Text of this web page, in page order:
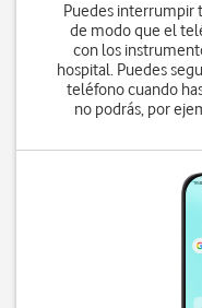
Puedes interrumpir
de modo que el
con los
hospital. Puedes
teléfono cuando
no podrás, por